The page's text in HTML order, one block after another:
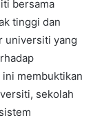
bersama
tinggi dan
universiti yang
membuktikan
sekolah